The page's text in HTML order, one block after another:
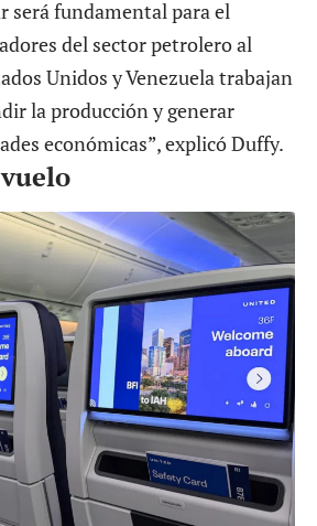
será fundamental para el
del sector petrolero al
Unidos y Venezuela trabajan
la producción y generar
económicas”, explicó Duffy.